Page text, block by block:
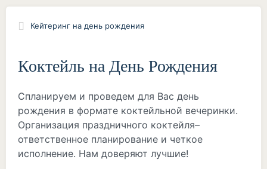
Кейтеринг на день рождения
Коктейль на День Рождения
Спланируем и проведем для Вас день
рождения в формате коктейльной вечеринки.
Организация праздничного коктейля–
ответственное планирование и четкое
исполнение. Нам доверяют лучшие!